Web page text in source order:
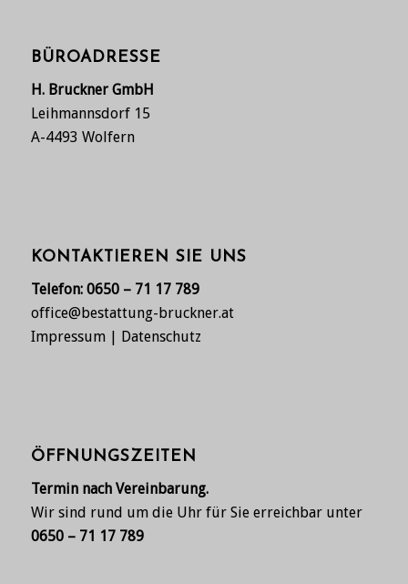
BÜROADRESSE
H. Bruckner GmbH
Leihmannsdorf 15
A-4493 Wolfern
KONTAKTIEREN SIE UNS
Telefon: 0650 – 71 17 789
office@bestattung-bruckner.at
Impressum| Datenschutz
ÖFFNUNGSZEITEN
Termin nach Vereinbarung.
Wir sind rund um die Uhr für Sie erreichbar unter
0650 – 71 17 789